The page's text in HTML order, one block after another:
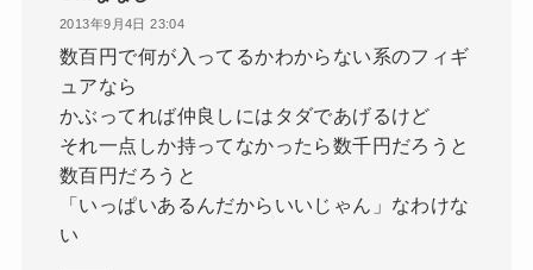
2013年9月4日 23:04
数百円で何が入ってるかわからない系のフィギ
ュアなら
かぶってれば仲良しにはタダであげるけど
それ一点しか持ってなかったら数千円だろうと
数百円だろうと
「いっぱいあるんだからいいじゃん」なわけな
い